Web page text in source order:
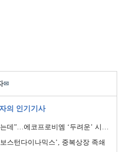
✉
의 인기기사
”…에코프로비엠 ‘두려운’ 시나리오
스턴다이나믹스’, 중복상장 족쇄